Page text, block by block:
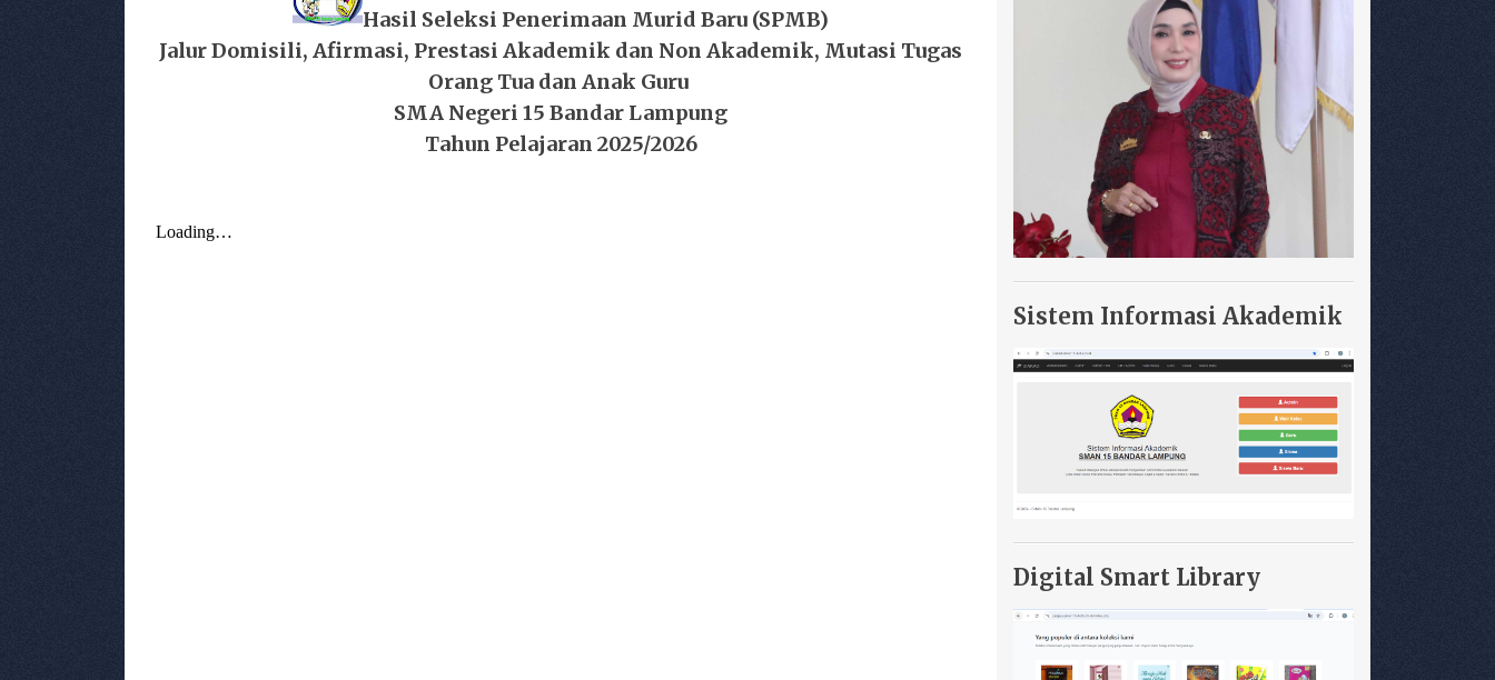
Hasil Seleksi Penerimaan Murid Baru (SPMB)
Jalur Domisili, Afirmasi, Prestasi Akademik dan Non Akademik, Mutasi Tugas
Orang Tua dan Anak Guru
SMA Negeri 15 Bandar Lampung
Tahun Pelajaran 2025/2026
Sistem Informasi Akademik
Digital Smart Library